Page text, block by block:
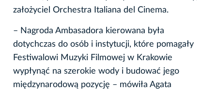
założyciel Orchestra Italiana del Cinema.
– Nagroda Ambasadora kierowana była
dotychczas do osób i instytucji, które pomagały
Festiwalowi Muzyki Filmowej w Krakowie
wypłynąć na szerokie wody i budować jego
międzynarodową pozycję – mówiła Agata